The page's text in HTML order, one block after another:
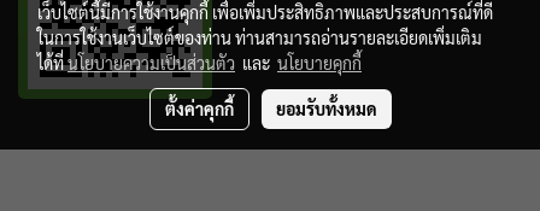
เว็บไซต์นี้มีการใช้งานคุกกี้ เพื่อเพิ่มประสิทธิภาพและประสบการณ์ที่ดี
ในการใช้งานเว็บไซต์ของท่าน ท่านสามารถอ่านรายละเอียดเพิ่มเติม
ได้ที่นโยบายความเป็นส่วนตัว และ นโยบายคุกกี้
ตั้งค่าคุกกี้ ยอมรับทั้งหมด